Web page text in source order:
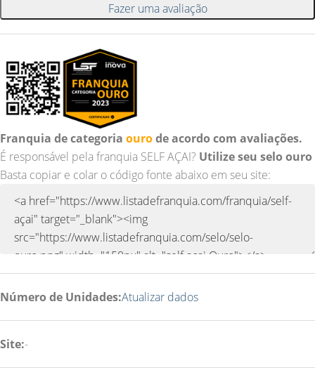
Fazer uma avaliação
Franquia de categoria ourode acordo com avaliações.
É responsável pela franquia SELF AÇAI? Utilize seu selo ouro
Basta copiar e colar o código fonte abaixo em seu site:
Número de Unidades:Atualizar dados
Site:-